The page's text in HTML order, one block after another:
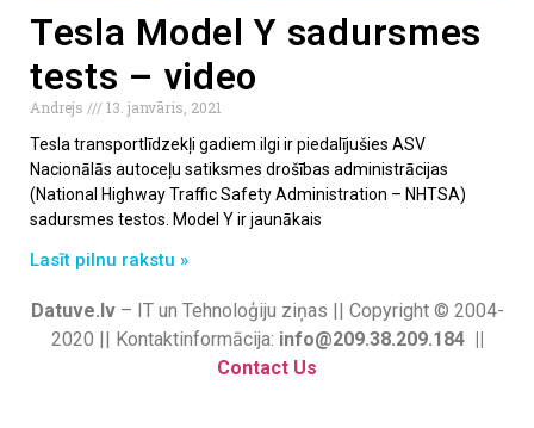
Tesla Model Y sadursmes
tests – video
Andrejs
13. janvāris, 2021
Tesla transportlīdzekļi gadiem ilgi ir piedalījušies ASV
Nacionālās autoceļu satiksmes drošības administrācijas
(National Highway Traffic Safety Administration – NHTSA)
sadursmes testos. Model Y ir jaunākais
Lasīt pilnu rakstu »
Datuve.lv– IT un Tehnoloģiju ziņas || Copyright © 2004-
2020 || Kontaktinformācija: info@209.38.209.184 ||
Contact Us